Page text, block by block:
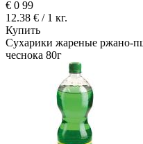
€ 0 99
12.38 € / 1 кг.
Купить
Сухарики жареные ржано-
чеснока 80г